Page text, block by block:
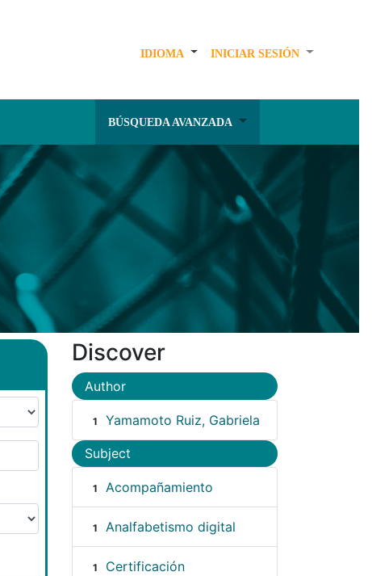
IDIOMA INICIAR SESIÓN
BÚSQUEDA AVANZADA
Discover
Author
1 Yamamoto Ruiz, Gabriela
Subject
1 Acompañamiento
1 Analfabetismo digital
1 Certificación